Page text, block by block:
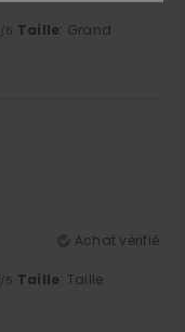
/5 Taille: Grand
Achat vérifié
/5 Taille: Taille